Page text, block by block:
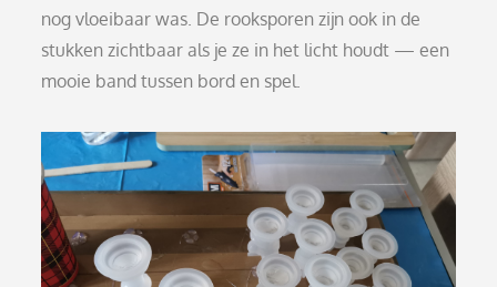
nog vloeibaar was. De rooksporen zijn ook in de
stukken zichtbaar als je ze in het licht houdt — een
mooie band tussen bord en spel.